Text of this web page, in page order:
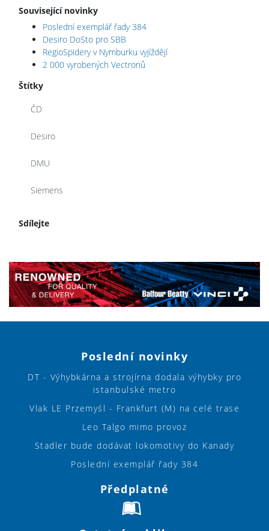
Související novinky
Poslední exemplář řady 384
Desiro DoSto pro SBB
RegioSpidery v Nymburku vyjíždějí
2 000 vyrobených Vectronů
Štítky
ČD
Desiro
DMU
Siemens
Sdílejte
Poslední novinky
DT - Výhybkárna a strojírna dodala výhybky pro
istanbulské metro
Vlak LE Przemyśl - Frankfurt (M) na celé trase
Leo Talgo mimo provoz
Stadler bude dodávat lokomotivy do Kanady
Poslední exemplář řady 384
Předplatné